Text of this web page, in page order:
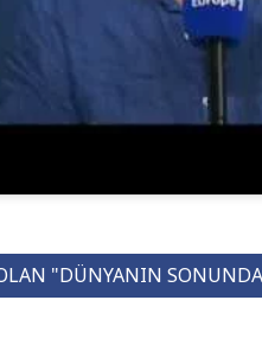
"DÜNYANIN